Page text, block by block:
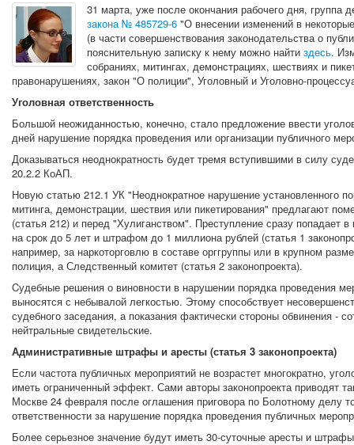
31 марта, уже после окончания рабочего дня, группа
закона № 485729-6"О внесении изменений в
(в части совершенствования законодательства о
пояснительную записку к нему можно найти здесь.
собраниях, митингах, демонстрациях, шествиях и
правонарушениях, закон "О полиции", Уголовный и Уголовно-
Уголовная ответственность
Большой неожиданностью, конечно, стало предложение ввести
дней нарушение порядка проведения или организации публичного
Доказываться неоднократность будет тремя вступившими в силу
20.2.2 КоАП.
Новую статью 212.1 УК "Неоднократное нарушение установленного
митинга, демонстрации, шествия или пикетирования" предлагают
(статья 212) и перед "Хулиганством". Преступление сразу попадает
на срок до 5 лет и штрафом до 1 миллиона рублей (статья 1
например, за наркоторговлю в составе орггруппы или в крупном
полиция, а Следственный комитет (статья 2 законопроекта).
Cудебные решения о виновности в нарушении порядка проведения
выносятся с небывалой легкостью. Этому способствует
судебного заседания, а показания фактически стороны обвинения -
нейтральные свидетельские.
Административные штрафы и аресты (статья 3 законопроекта)
Если частота публичных мероприятий не возрастет многократно,
иметь ограниченный эффект. Сами авторы законопроекта приводят
Москве 24 февраля после оглашения приговора по Болотному делу
ответственности за нарушение порядка проведения публичных
Более серьезное значение будут иметь 30-суточные аресты и